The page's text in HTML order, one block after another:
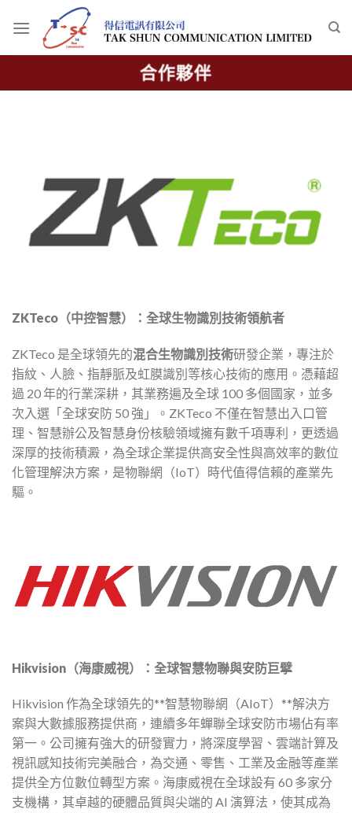
合作夥伴
ZKTeco （中控智慧）：全球生物識別技術領航者
ZKTeco 是全球領先的混合生物識別技術研發企業，專注於
指紋、人臉、指靜脈及虹膜識別等核心技術的應用。憑藉超
過 20 年的行業深耕，其業務遍及全球 100 多個國家，並多
次入選「全球安防 50 強」。ZKTeco 不僅在智慧出入口管
理、智慧辦公及智慧身份核驗領域擁有數千項專利，更透過
深厚的技術積澱，為全球企業提供高安全性與高效率的數位
化管理解決方案，是物聯網（IoT）時代值得信賴的產業先
驅。
Hikvision （海康威視）：全球智慧物聯與安防巨擘
Hikvision 作為全球領先的**智慧物聯網（AIoT）**解決方
案與大數據服務提供商，連續多年蟬聯全球安防市場佔有率
第一。公司擁有強大的研發實力，將深度學習、雲端計算及
視訊感知技術完美融合，為交通、零售、工業及金融等產業
提供全方位數位轉型方案。海康威視在全球設有 60 多家分
支機構，其卓越的硬體品質與尖端的 AI 演算法，使其成為